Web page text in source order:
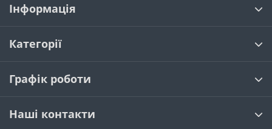
Інформація
Категорії
Графік роботи
Наші контакти